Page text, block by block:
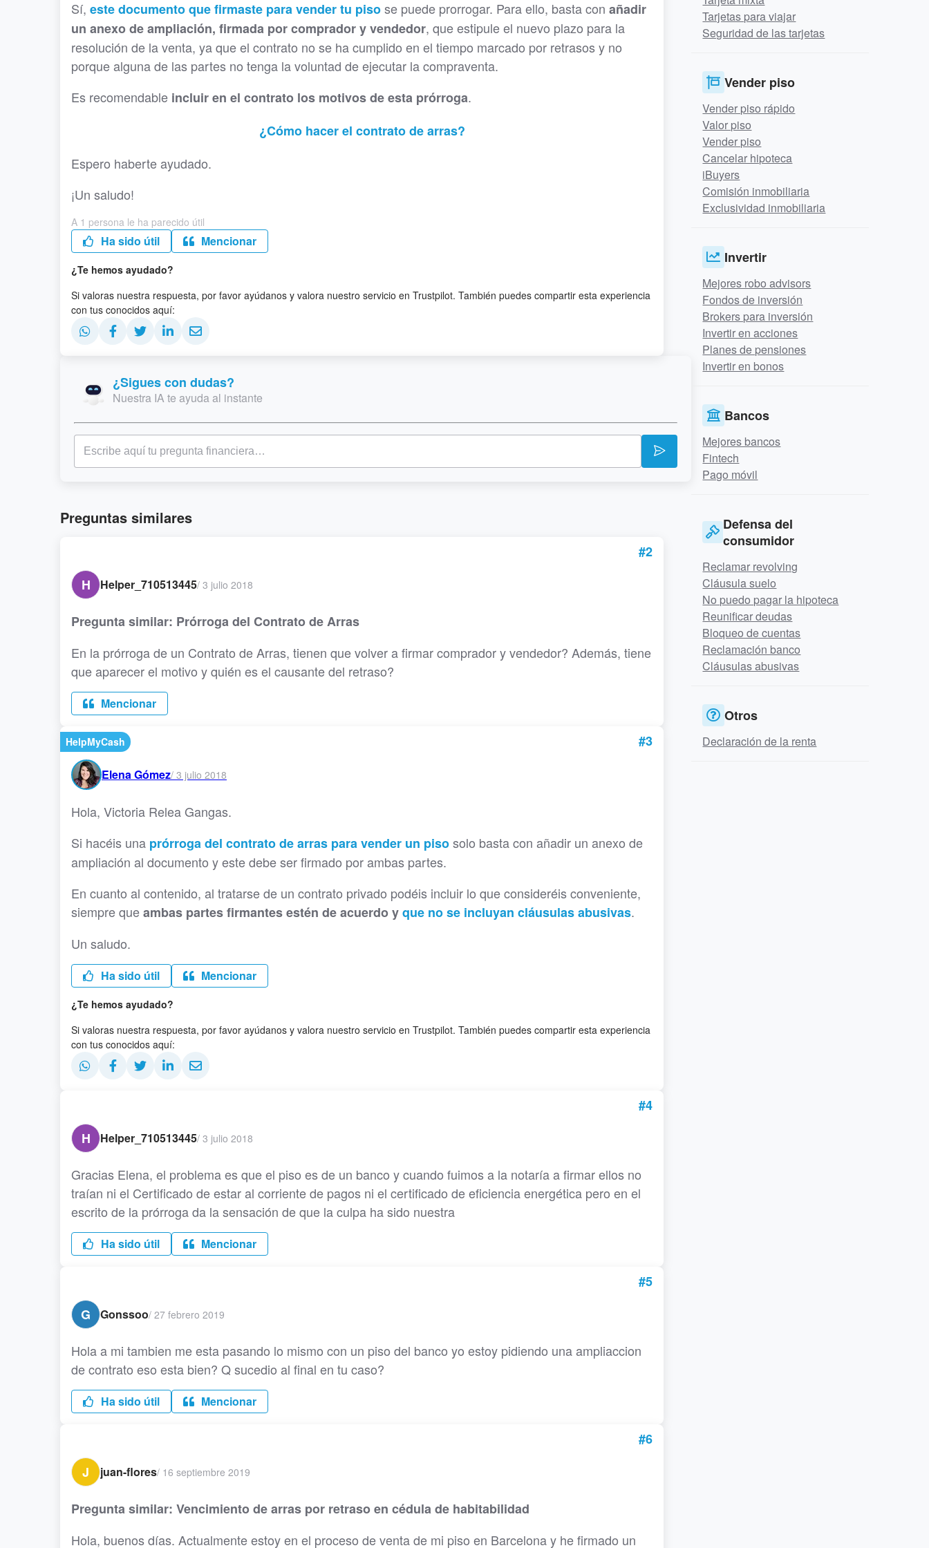
Sí, este documento que firmaste para vender tu pisose puede prorrogar. Para ello, basta con añadir
un anexo de ampliación, firmada por comprador y vendedor, que estipule el nuevo plazo para la
resolución de la venta, ya que el contrato no se ha cumplido en el tiempo marcado por retrasos y no
porque alguna de las partes no tenga la voluntad de ejecutar la compraventa.
Es recomendable incluir en el contrato los motivos de esta prórroga.
¿Cómo hacer el contrato de arras?
Espero haberte ayudado.
¡Un saludo!
A 1 persona le ha parecido útil
Ha sido útil Mencionar
¿Te hemos ayudado?
Si valoras nuestra respuesta, por favor ayúdanos y valora nuestro servicio en Trustpilot. También puedes compartir esta experiencia
con tus conocidos aquí:
¿Sigues con dudas?
Nuestra IA te ayuda al instante
Preguntas similares
#2
H
Helper_710513445/ 3 julio 2018
Pregunta similar: Prórroga del Contrato de Arras
En la prórroga de un Contrato de Arras, tienen que volver a firmar comprador y vendedor? Además, tiene
que aparecer el motivo y quién es el causante del retraso?
Mencionar
HelpMyCash #3
Elena Gómez/ 3 julio 2018
Hola, Victoria Relea Gangas.
Si hacéis una prórroga del contrato de arras para vender un pisosolo basta con añadir un anexo de
ampliación al documento y este debe ser firmado por ambas partes.
En cuanto al contenido, al tratarse de un contrato privado podéis incluir lo que consideréis conveniente,
siempre queambas partes firmantes estén de acuerdo yque no se incluyan cláusulas abusivas.
Un saludo.
Ha sido útil Mencionar
¿Te hemos ayudado?
Si valoras nuestra respuesta, por favor ayúdanos y valora nuestro servicio en Trustpilot. También puedes compartir esta experiencia
con tus conocidos aquí:
#4
H
Helper_710513445/ 3 julio 2018
Gracias Elena, el problema es que el piso es de un banco y cuando fuimos a la notaría a firmar ellos no
traían ni el Certificado de estar al corriente de pagos ni el certificado de eficiencia energética pero en el
escrito de la prórroga da la sensación de que la culpa ha sido nuestra
Ha sido útil Mencionar
#5
G
Gonssoo/ 27 febrero 2019
Hola a mi tambien me esta pasando lo mismo con un piso del banco yo estoy pidiendo una ampliaccion
de contrato eso esta bien? Q sucedio al final en tu caso?
Ha sido útil Mencionar
#6
J
juan-flores/ 16 septiembre 2019
Pregunta similar: Vencimiento de arras por retraso en cédula de habitabilidad
Hola, buenos días. Actualmente estoy en el proceso de venta de mi piso en Barcelona y he firmado un
Tarjetas para viajar
Seguridad de las tarjetas
Vender piso
Vender piso rápido
Valor piso
Vender piso
Cancelar hipoteca
iBuyers
Comisión inmobiliaria
Exclusividad inmobiliaria
Invertir
Mejores robo advisors
Fondos de inversión
Brokers para inversión
Invertir en acciones
Planes de pensiones
Invertir en bonos
Bancos
Mejores bancos
Fintech
Pago móvil
Defensa del
consumidor
Reclamar revolving
Cláusula suelo
No puedo pagar la hipoteca
Reunificar deudas
Bloqueo de cuentas
Reclamación banco
Cláusulas abusivas
Otros
Declaración de la renta